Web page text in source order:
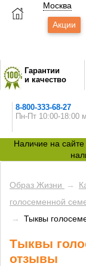
Москва
Акции
Гарантии
и качество
8-800-333-68-27
Пн-Пт 10:00-18:00
Наличие на
Образ Жизни →
голосеменной
→
Тыквы
Тыквы
отзывы